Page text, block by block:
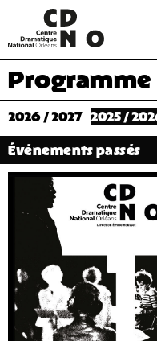
Programme
2026 / 2027 2025 /
Événements passés